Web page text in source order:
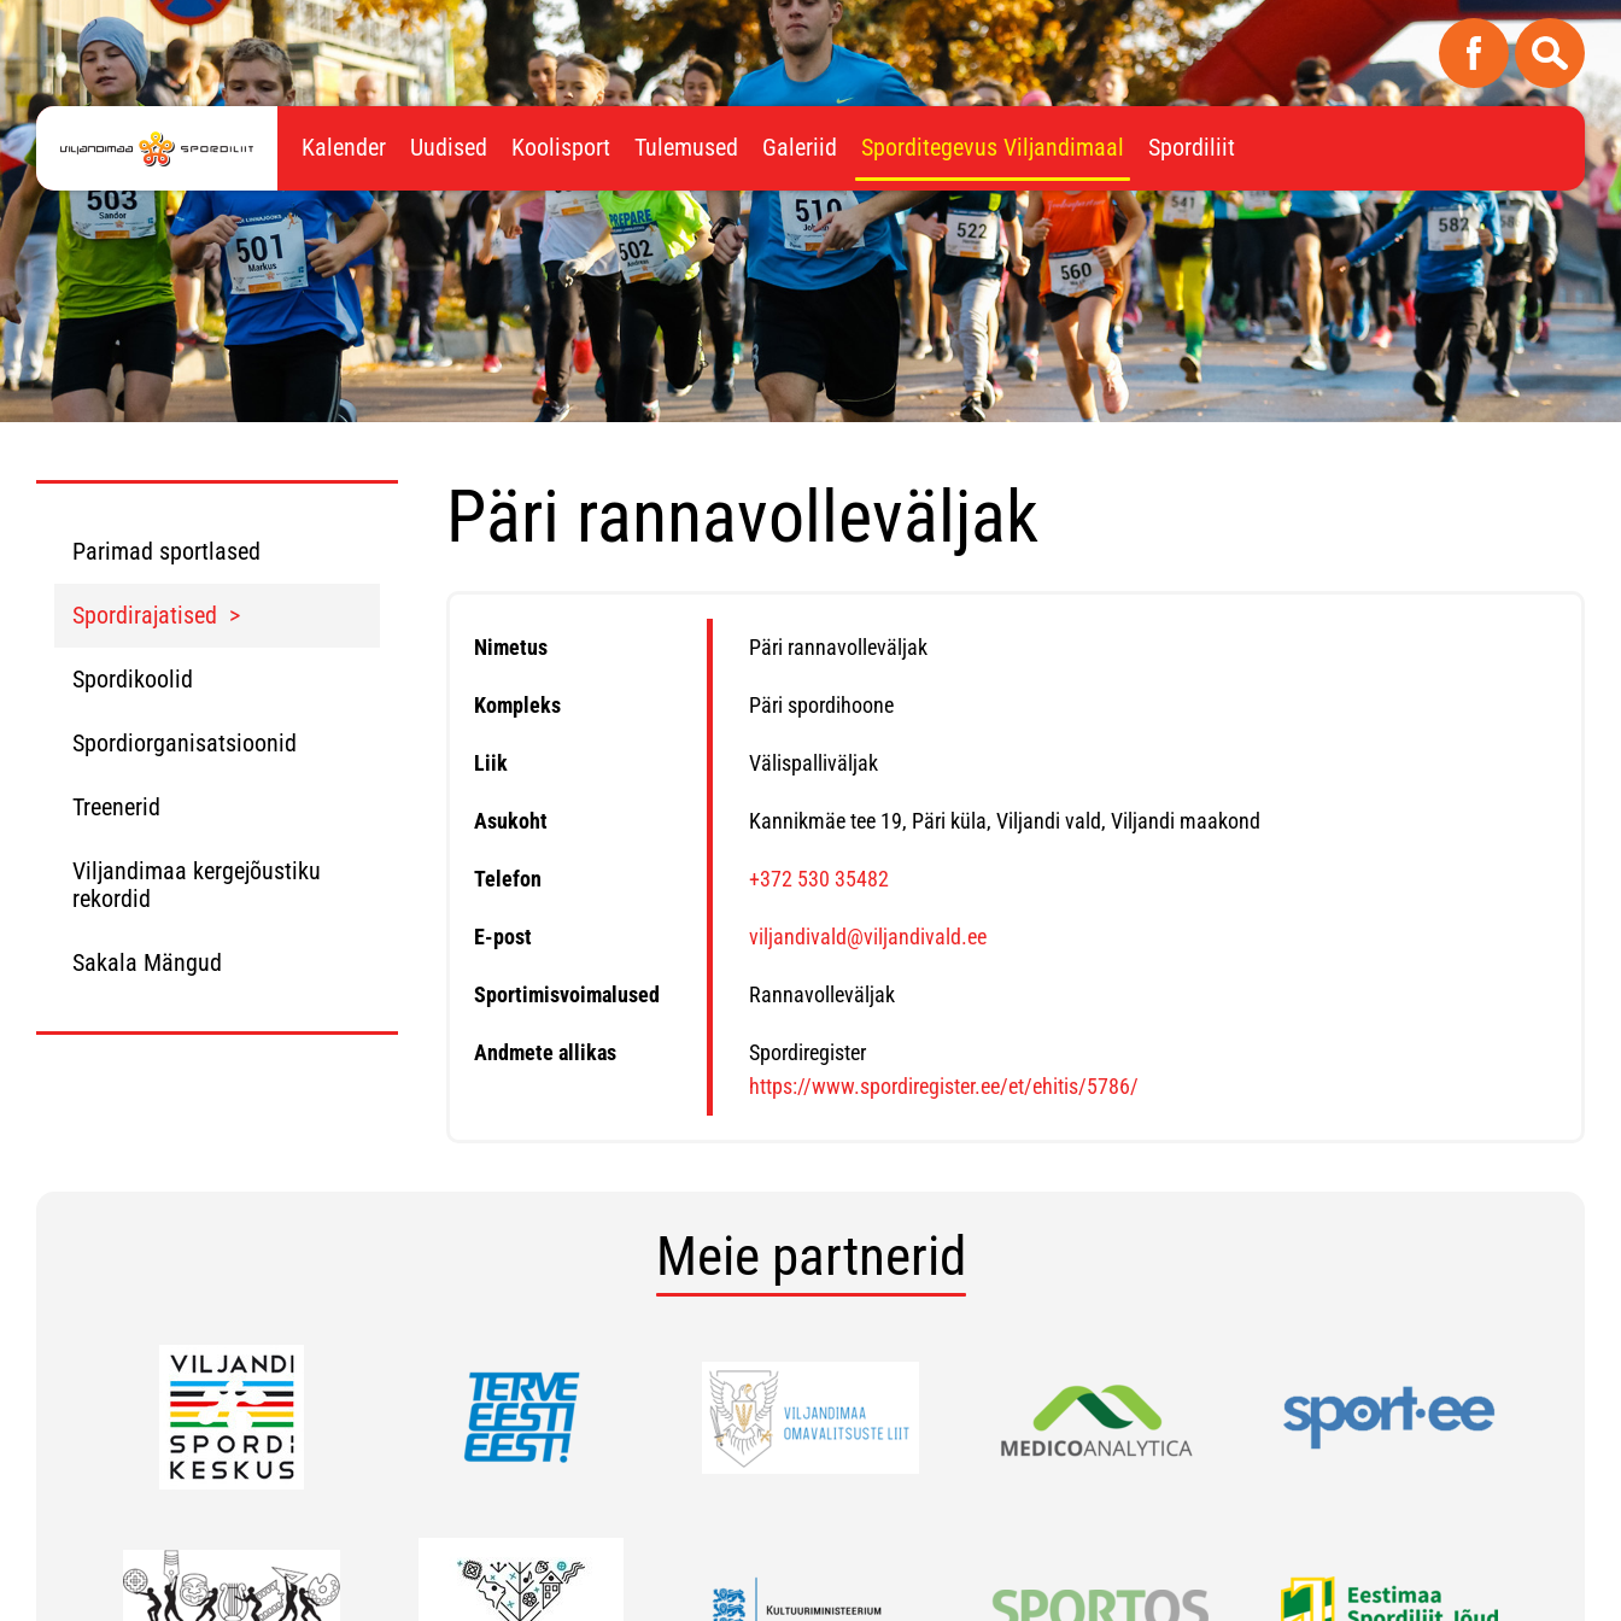
Kalender Uudised Koolisport Tulemused Galeriid Sporditegevus Viljandimaal Spordiliit
Parimad sportlased
Spordirajatised
Spordikoolid
Spordiorganisatsioonid
Treenerid
Viljandimaa kergejõustiku
rekordid
Sakala Mängud
Päri rannavolleväljak
Nimetus Päri rannavolleväljak
Kompleks Päri spordihoone
Liik Välispalliväljak
Asukoht Kannikmäe tee 19, Päri küla, Viljandi vald, Viljandi maakond
Telefon +372 530 35482
E-post viljandivald@viljandivald.ee
Sportimisvoimalused Rannavolleväljak
Andmete allikas
Spordiregister
https://www.spordiregister.ee/et/ehitis/5786/
Meie partnerid